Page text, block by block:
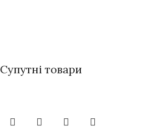
Супутні товари